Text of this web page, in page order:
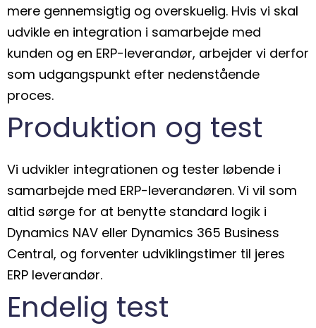
mere gennemsigtig og overskuelig. Hvis vi skal
udvikle en integration i samarbejde med
kunden og en ERP-leverandør, arbejder vi derfor
som udgangspunkt efter nedenstående
proces.
Produktion og test
Vi udvikler integrationen og tester løbende i
samarbejde med ERP-leverandøren. Vi vil som
altid sørge for at benytte standard logik i
Dynamics NAV eller Dynamics 365 Business
Central, og forventer udviklingstimer til jeres
ERP leverandør.
Endelig test